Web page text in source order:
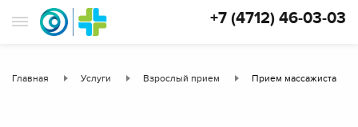
+7 (4712) 46-03-03
Главная Услуги Взрослый прием Прием массажиста